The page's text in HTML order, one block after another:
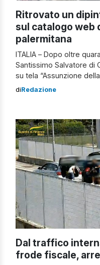
Ritrovato un
sul catalogo web
palermitana
ITALIA – Dopo oltre
Santissimo Salvatore di
su tela “Assunzione
Francesco Solimena
della Repubblica di
diRedazione
Dal traffico
frode fiscale,